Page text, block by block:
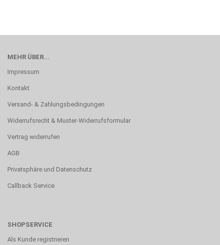
MEHR ÜBER...
Impressum
Kontakt
Versand- & Zahlungsbedingungen
Widerrufsrecht & Muster-Widerrufsformular
Vertrag widerrufen
AGB
Privatsphäre und Datenschutz
Callback Service
SHOPSERVICE
Als Kunde registrieren